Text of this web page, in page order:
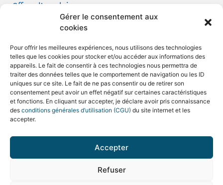
Gérer le consentement aux
cookies
Pour offrir les meilleures expériences, nous utilisons des technologies
telles que les cookies pour stocker et/ou accéder aux informations des
appareils. Le fait de consentir à ces technologies nous permettra de
traiter des données telles que le comportement de navigation ou les ID
uniques sur ce site. Le fait de ne pas consentir ou de retirer son
consentement peut avoir un effet négatif sur certaines caractéristiques
et fonctions. En cliquant sur accepter, je déclare avoir pris connaissance
des conditions générales d’utilisation (CGU) du site internet et les
accepter.
Accepter
Refuser
Offres d’emploi
Candidature spontanée
Demande de tournage
Mentions légales et CGU
Politique de confidentialité
Plan du site